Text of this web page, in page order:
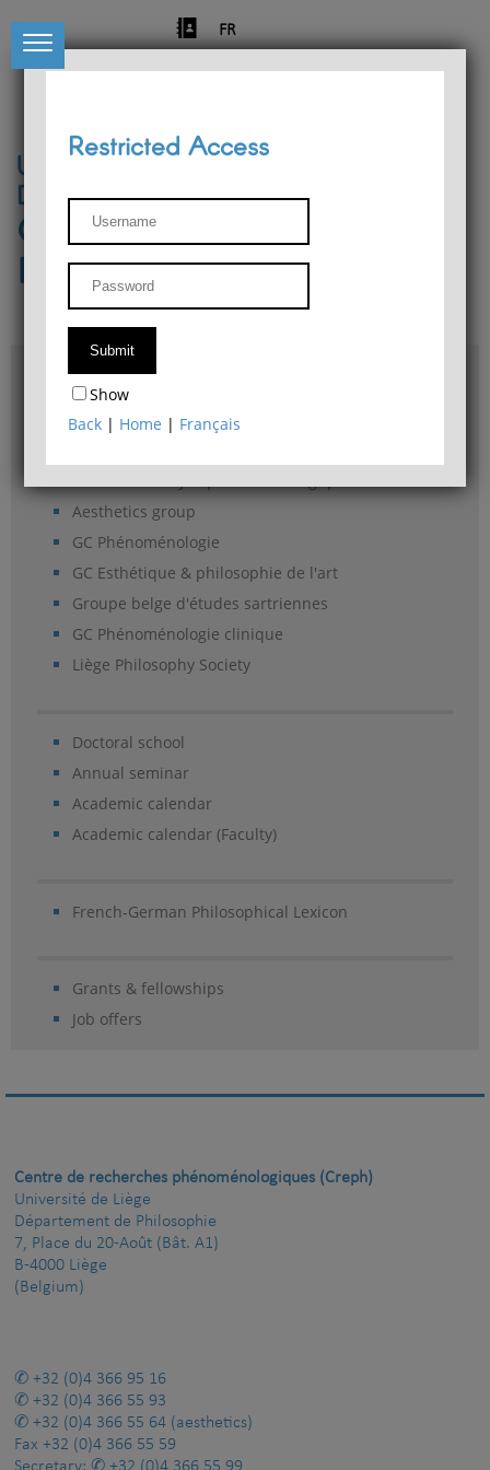
FR
University of Liège
Départment of Philosophy
Center for Phenomenological
Research
Access & maps
Philosophy Department Library
Aesthetics group
GC Phénoménologie
GC Esthétique & philosophie de l'art
Groupe belge d'études sartriennes
GC Phénoménologie clinique
Liège Philosophy Society
Doctoral school
Annual seminar
Academic calendar
Academic calendar (Faculty)
French-German Philosophical Lexicon
Grants & fellowships
Job offers
Restricted Access
Show
Back | Home | Français
Centre de recherches phénoménologiques (Creph)
Université de Liège
Département de Philosophie
7, Place du 20-Août (Bât. A1)
B-4000 Liège
(Belgium)
+32 (0)4 366 95 16
+32 (0)4 366 55 93
+32 (0)4 366 55 64 (aesthetics)
Fax +32 (0)4 366 55 59